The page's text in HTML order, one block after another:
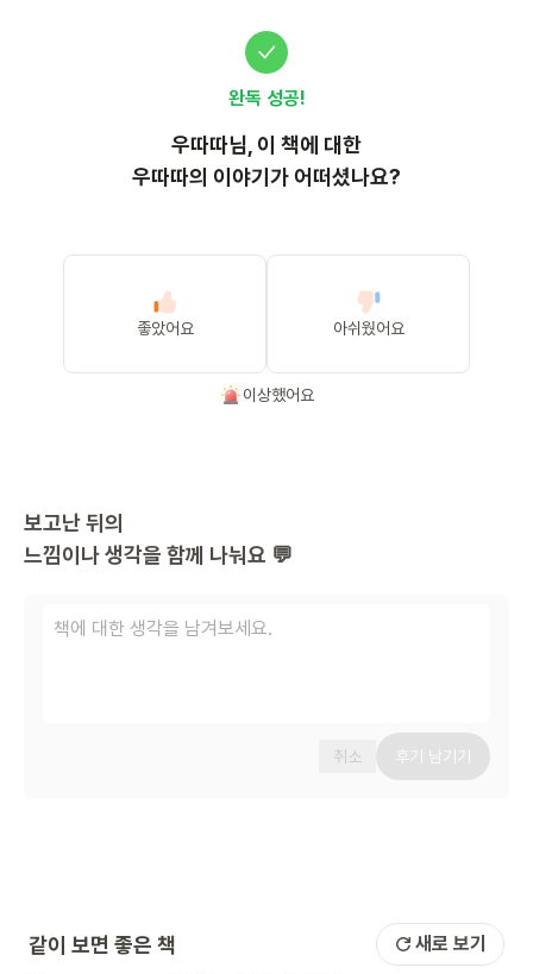
완독 성공!
우따따님, 이 책에 대한
우따따의 이야기가 어떠셨나요?
좋았어요 아쉬웠어요
이상했어요
보고난 뒤의
느낌이나 생각을 함께 나눠요 💬
취소 후기 남기기
같이 보면 좋은 책 새로 보기